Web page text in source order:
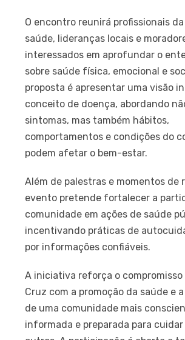
O encontro reunirá profissionais
saúde, lideranças locais e
interessados em aprofundar o
sobre saúde física, emocional e
proposta é apresentar uma visão
conceito de doença, abordando
sintomas, mas também hábitos,
comportamentos e condições do
podem afetar o bem-estar.
Além de palestras e momentos de
evento pretende fortalecer a
comunidade em ações de saúde
incentivando práticas de
por informações confiáveis.
A iniciativa reforça o compromisso
Cruz com a promoção da saúde e
de uma comunidade mais
informada e preparada para cuidar